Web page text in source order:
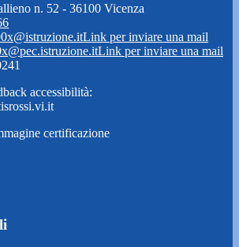
n. 52 - 36100 Vicenza
Link per inviare una mail
Link per inviare una mail
accessibilità: